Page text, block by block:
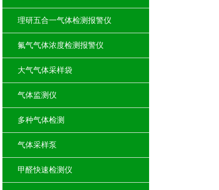
理研五合一气体检测报警仪
氟气气体浓度检测报警仪
大气气体采样袋
气体监测仪
多种气体检测
气体采样泵
甲醛快速检测仪